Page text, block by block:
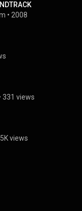
• 2008
331 views
views